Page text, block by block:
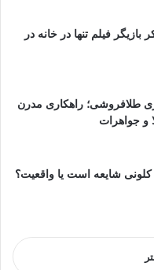
فیلم تنها در خانه در
طلافروشی؛ راهکاری مدرن
و جواهرات
شایعه است یا واقعیت؟